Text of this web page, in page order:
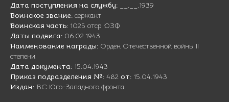
Дата поступления на службу: __.__.1939
Воинское звание: сержант
Воинская часть: 1025 отср ЮЗФ
Даты подвига: 06.02.1943
Наименование награды: Орден Отечественной войны II
степени
Дата документа: 15.04.1943
Приказ подразделения №: 482 от: 15.04.1943
Издан: ВС Юго-Западного фронта